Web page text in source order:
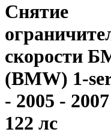
Снятие
скорости
(BMW) 1-
- 2005 -
122 лс